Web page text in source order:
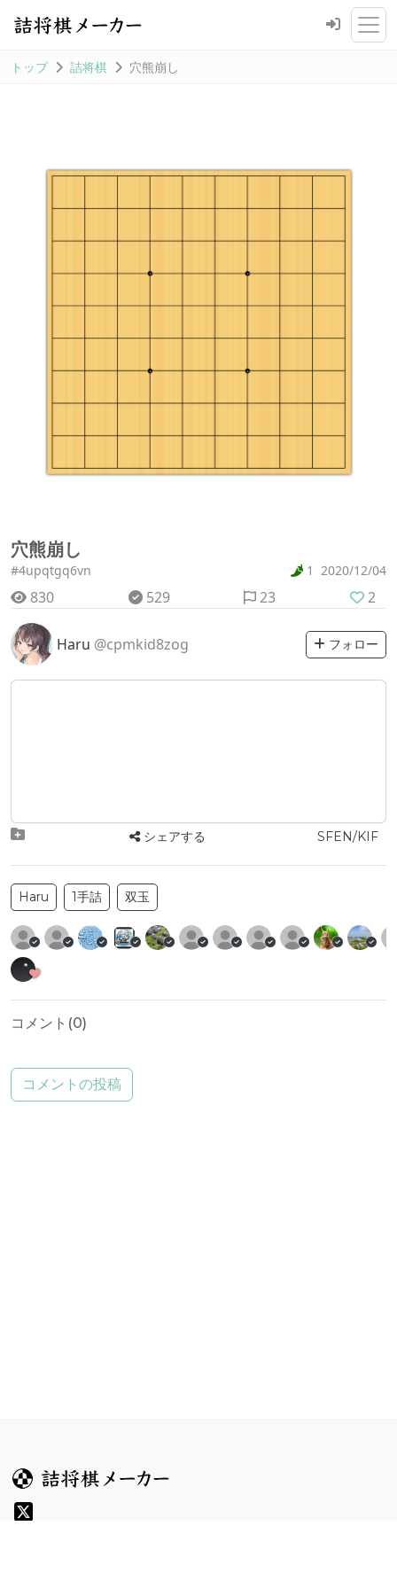
トップ 詰将棋 穴熊崩し
穴熊崩し
#4upqtgq6vn 1 2020/12/04
830 529 23 2
Haru @cpmkid8zog フォロー
シェアする SFEN/KIF
Haru 1手詰 双玉
コメント(0)
コメントの投稿